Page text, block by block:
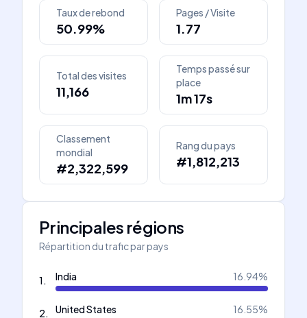
Taux de rebond
50.99%
Pages / Visite
1.77
Total des visites
11,166
Temps passé sur
place
1m 17s
Classement
mondial
#2,322,599
Rang du pays
#1,812,213
Principales régions
Répartition du trafic par pays
1. India 16.94%
2. United States 16.55%